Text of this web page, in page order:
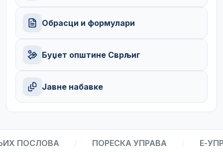
Обрасци и формулари
Буџет општине Сврљиг
Јавне набавке
ПОСЛОВА ПОРЕСКА УПРАВА Е-